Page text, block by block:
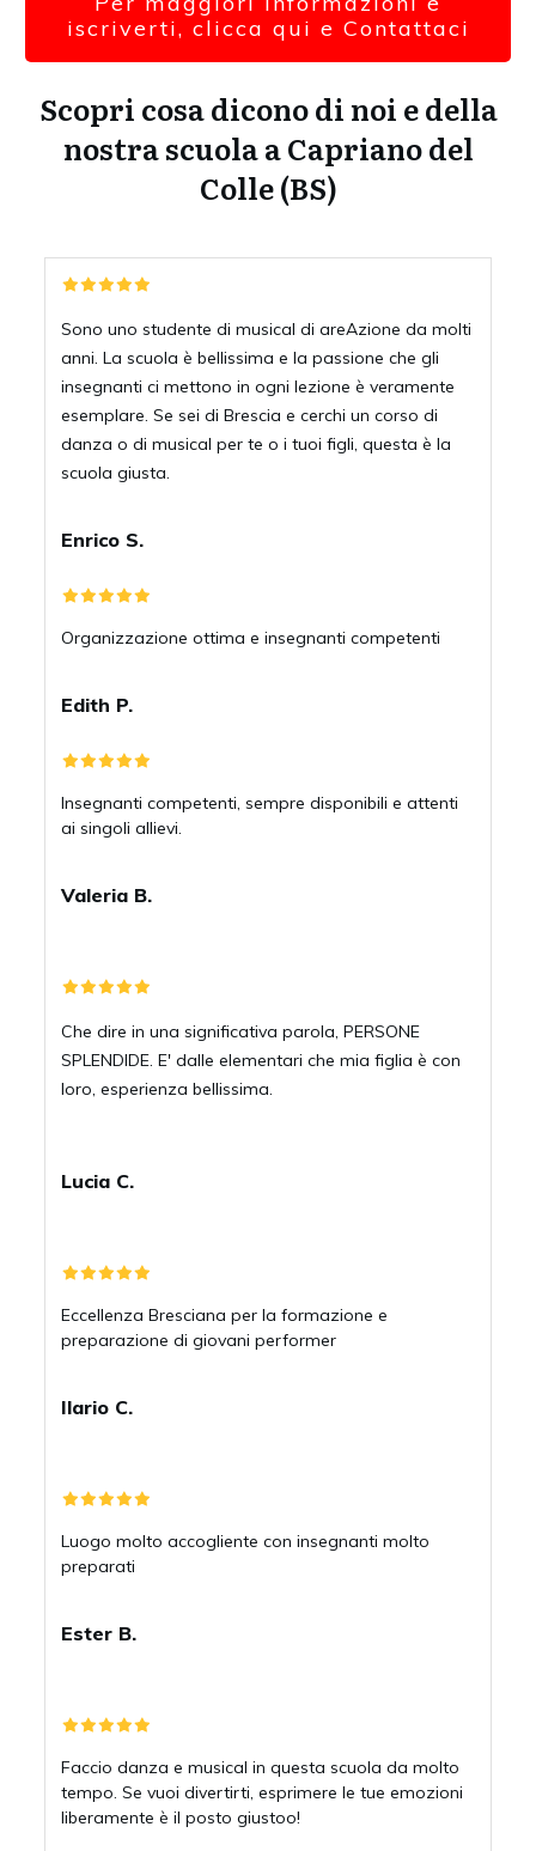
iscriverti, clicca qui e Contattaci
Scopri cosa dicono di noi e della
nostra scuola a Capriano del
Colle (BS)
Sono uno studente di musical di areAzione da molti
anni. La scuola è bellissima e la passione che gli
insegnanti ci mettono in ogni lezione è veramente
esemplare. Se sei di Brescia e cerchi un corso di
danza o di musical per te o i tuoi figli, questa è la
scuola giusta.
Enrico S.
Organizzazione ottima e insegnanti competenti
Edith P.
Insegnanti competenti, sempre disponibili e attenti
ai singoli allievi.
Valeria B.
Che dire in una significativa parola, PERSONE
SPLENDIDE. E' dalle elementari che mia figlia è con
loro, esperienza bellissima.
Lucia C.
Eccellenza Bresciana per la formazione e
preparazione di giovani performer
Ilario C.
Luogo molto accogliente con insegnanti molto
preparati
Ester B.
Faccio danza e musical in questa scuola da molto
tempo. Se vuoi divertirti, esprimere le tue emozioni
liberamente è il posto giustoo!